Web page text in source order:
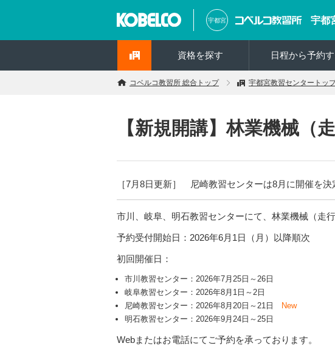
宇都宮 宇都
資格を探す 日程から予約
コベルコ教習所 総合トップ 宇都宮教習センタートッ
【新規開講】林業機械（
［7月8日更新］ 尼崎教習センターは8月に開催を決
市川、岐阜、明石教習センターにて、林業機械（走
予約受付開始日：2026年6月1日（月）以降順次
初回開催日：
市川教習センター：2026年7月25日～26日
岐阜教習センター：2026年8月1日～2日
尼崎教習センター：2026年8月20日～21日
New
明石教習センター：2026年9月24日～25日
Webまたはお電話にてご予約を承っております。